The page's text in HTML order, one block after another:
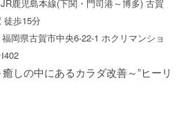
JR鹿児島本線(下関・門司港～博多) 古賀
徒歩15分
福岡県古賀市中央6-22-1 ホクリマンショ
癒しの中にあるカラダ改善～”ヒーリ